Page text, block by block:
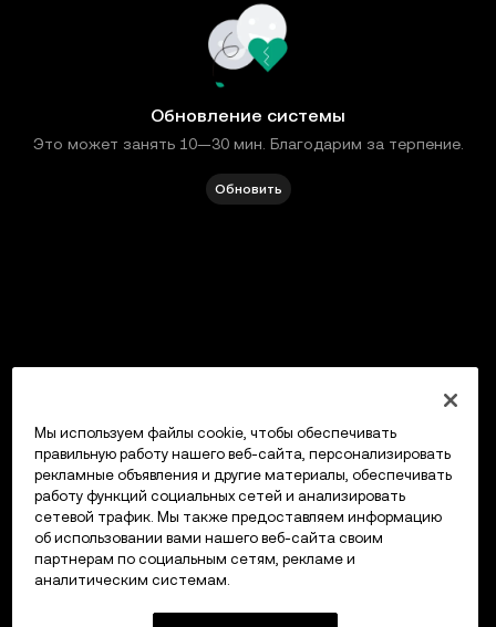
Обновление системы
Это может занять 10—30 мин. Благодарим за терпение.
Обновить
Мы используем файлы cookie, чтобы обеспечивать
правильную работу нашего веб-сайта, персонализировать
рекламные объявления и другие материалы, обеспечивать
работу функций социальных сетей и анализировать
сетевой трафик. Мы также предоставляем информацию
об использовании вами нашего веб-сайта своим
партнерам по социальным сетям, рекламе и
аналитическим системам.